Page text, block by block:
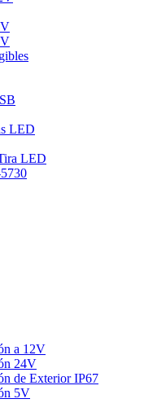
LED
LED
a 12V
24V
de Exterior IP67
5V